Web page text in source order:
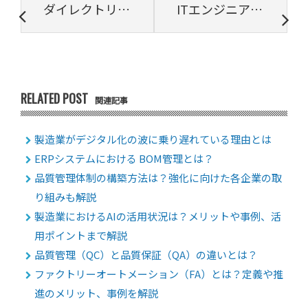
ダイレクトリクルーティングとは？導入のメリット・デメリットや活用のコツを解説！ ITエンジニア採用のためのサービス９選
RELATED POST 関連記事
製造業がデジタル化の波に乗り遅れている理由とは
ERPシステムにおける BOM管理とは？
品質管理体制の構築方法は？強化に向けた各企業の取
り組みも解説
製造業におけるAIの活用状況は？メリットや事例、活
用ポイントまで解説
品質管理（QC）と品質保証（QA）の違いとは？
ファクトリーオートメーション（FA）とは？定義や推
進のメリット、事例を解説